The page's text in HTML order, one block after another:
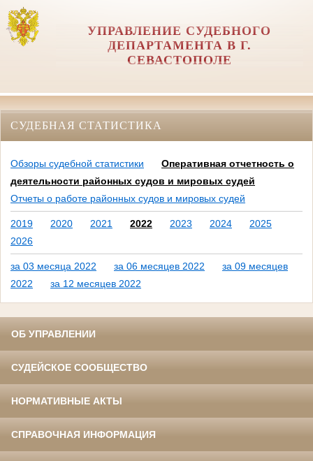
УПРАВЛЕНИЕ СУДЕБНОГО
ДЕПАРТАМЕНТА В Г.
СЕВАСТОПОЛЕ
СУДЕБНАЯ СТАТИСТИКА
Обзоры судебной статистики
Оперативная отчетность о
деятельности районных судов и мировых судей
Отчеты о работе районных судов и мировых судей
2019 2020 2021 2022 2023 2024
2025
2026
за 03 месяца 2022 за 06 месяцев 2022
за 09 месяцев
2022
за 12 месяцев 2022
ОБ УПРАВЛЕНИИ
СУДЕЙСКОЕ СООБЩЕСТВО
НОРМАТИВНЫЕ АКТЫ
СПРАВОЧНАЯ ИНФОРМАЦИЯ